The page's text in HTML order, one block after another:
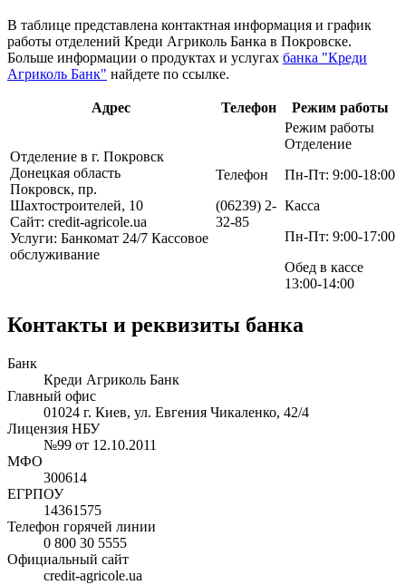
В таблице представлена контактная информация и график
работы отделений Креди Агриколь Банка в Покровске.
Больше информации о продуктах и услугах банка "Креди
Агриколь Банк" найдете по ссылке.
Адрес Телефон Режим работы
Отделение в г. Покровск
Донецкая область
Покровск, пр.
Шахтостроителей, 10
Сайт: credit-agricole.ua
Услуги: Банкомат 24/7 Кассовое
обслуживание
Телефон
(06239) 2-
32-85
Режим работы
Отделение
Пн-Пт: 9:00-18:00
Касса
Пн-Пт: 9:00-17:00
Обед в кассе
13:00-14:00
Контакты и реквизиты банка
Банк
Креди Агриколь Банк
Главный офис
01024 г. Киев, ул. Евгения Чикаленко, 42/4
Лицензия НБУ
№99 от 12.10.2011
МФО
300614
ЕГРПОУ
14361575
Телефон горячей линии
0 800 30 5555
Официальный сайт
credit-agricole.ua